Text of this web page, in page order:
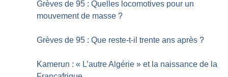
Grèves de 95 : Quelles locomotives pour un
mouvement de masse ?
Grèves de 95 : Que reste-t-il trente ans après ?
Kamerun : « L’autre Algérie » et la naissance de la